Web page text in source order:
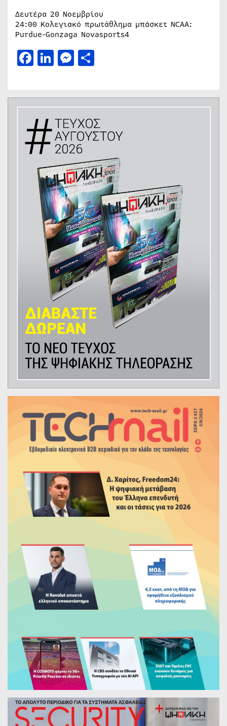
Δευτέρα 20 Νοεμβρίου
24:00 Κολεγιακό πρωτάθλημα μπάσκετ NCAA:
Purdue-Gonzaga Novasports4
Facebook
LinkedIn
Messenger